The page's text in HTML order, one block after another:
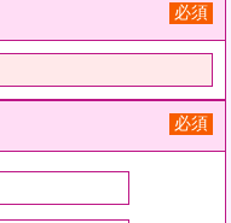
必須
必須